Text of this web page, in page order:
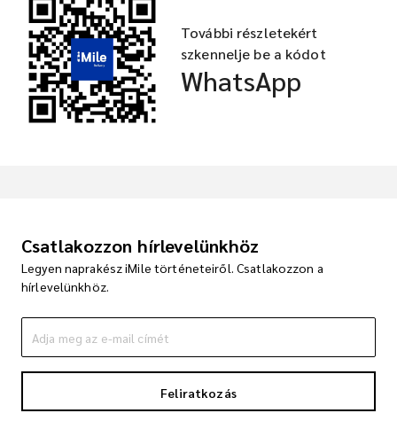
További részletekért
szkennelje be a kódot
WhatsApp
Csatlakozzon hírlevelünkhöz
Legyen naprakész iMile történeteiről. Csatlakozzon a
hírlevelünkhöz.
Feliratkozás